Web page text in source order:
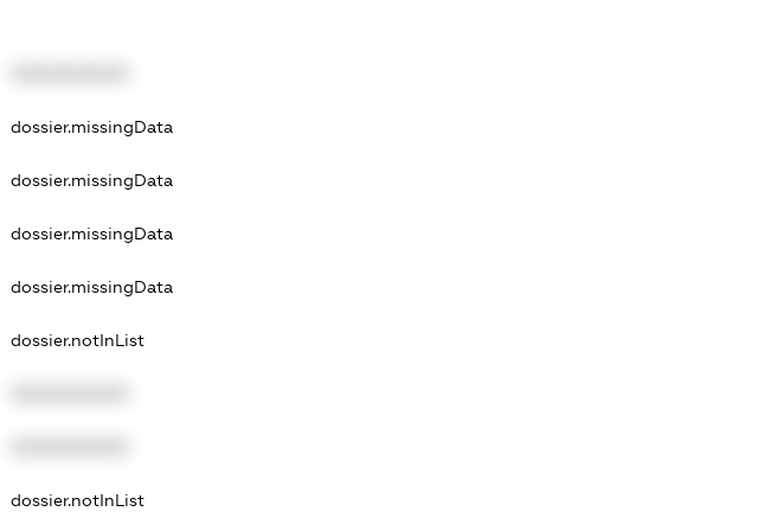
dossier.missingData
dossier.missingData
dossier.missingData
dossier.missingData
dossier.notInList
dossier.notInList